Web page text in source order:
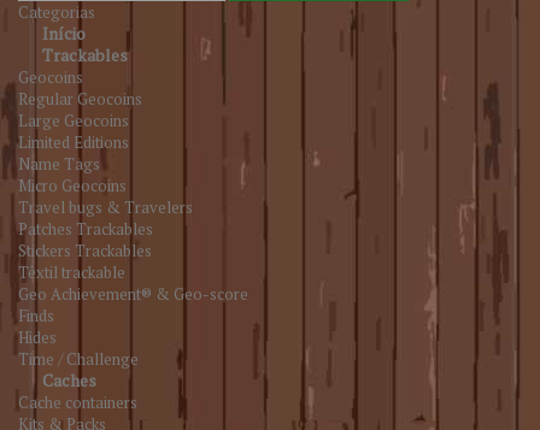
Categorias
Início
Trackables
Geocoins
Regular Geocoins
Large Geocoins
Limited Editions
Name Tags
Micro Geocoins
Travel bugs & Travelers
Patches Trackables
Stickers Trackables
Têxtil trackable
Geo Achievement® & Geo-score
Finds
Hides
Time / Challenge
Caches
Cache containers
Kits & Packs